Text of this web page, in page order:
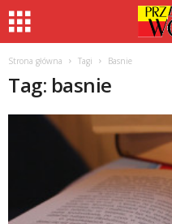
Strona główna Tagi Basnie
Tag: basnie